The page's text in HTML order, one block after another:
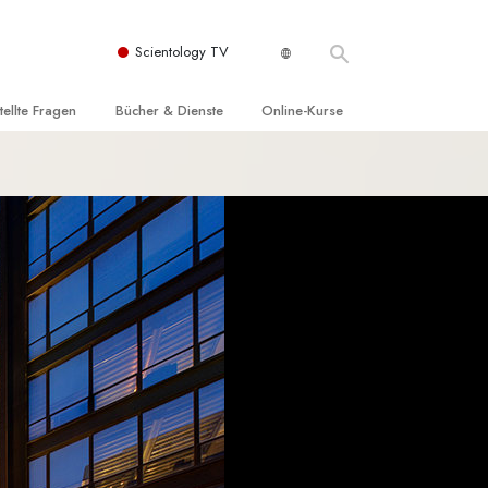
Scientology TV
für
Fragen
Scientology Kirche
der Scientology
Bücher & Dienste
Dienste
Online-Kurse
Die Dynamiken des Daseins
Die Bestandteile des Verstehens
Lösungen für eine gefährliche Umwelt
Beistände bei Krankheiten und
Verletzungen
Integrität und Ehrlichkeit
Ehe